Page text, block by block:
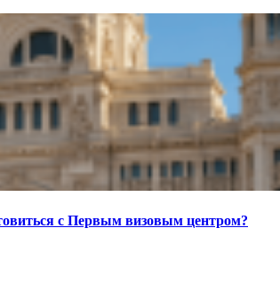
с Первым визовым центром?